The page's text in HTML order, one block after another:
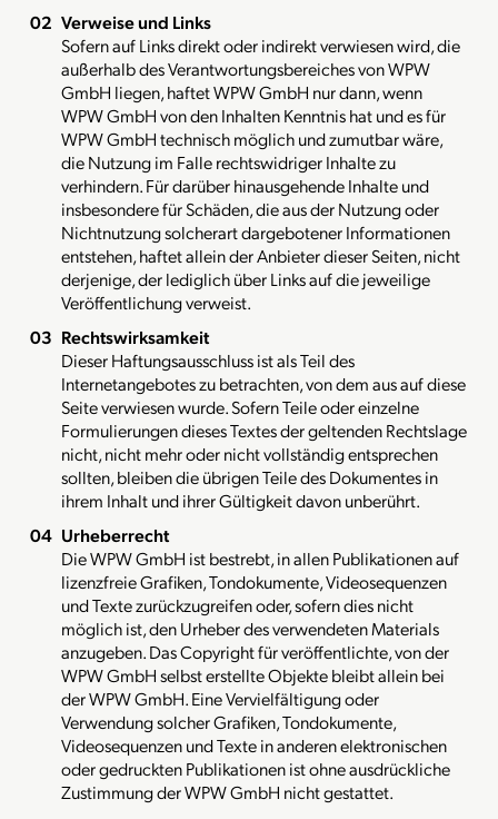
Verweise und Links
Sofern auf Links direkt oder indirekt verwiesen wird, die
außerhalb des Verantwortungsbereiches von WPW
GmbH liegen, haftet WPW GmbH nur dann, wenn
WPW GmbH von den Inhalten Kenntnis hat und es für
WPW GmbH technisch möglich und zumutbar wäre,
die Nutzung im Falle rechtswidriger Inhalte zu
verhindern. Für darüber hinausgehende Inhalte und
insbesondere für Schäden, die aus der Nutzung oder
Nichtnutzung solcherart dargebotener Informationen
entstehen, haftet allein der Anbieter dieser Seiten, nicht
derjenige, der lediglich über Links auf die jeweilige
Veröffentlichung verweist.
Rechtswirksamkeit
Dieser Haftungsausschluss ist als Teil des
Internetangebotes zu betrachten, von dem aus auf diese
Seite verwiesen wurde. Sofern Teile oder einzelne
Formulierungen dieses Textes der geltenden Rechtslage
nicht, nicht mehr oder nicht vollständig entsprechen
sollten, bleiben die übrigen Teile des Dokumentes in
ihrem Inhalt und ihrer Gültigkeit davon unberührt.
Urheberrecht
Die WPW GmbH ist bestrebt, in allen Publikationen auf
lizenzfreie Grafiken, Tondokumente, Videosequenzen
und Texte zurückzugreifen oder, sofern dies nicht
möglich ist, den Urheber des verwendeten Materials
anzugeben. Das Copyright für veröffentlichte, von der
WPW GmbH selbst erstellte Objekte bleibt allein bei
der WPW GmbH. Eine Vervielfältigung oder
Verwendung solcher Grafiken, Tondokumente,
Videosequenzen und Texte in anderen elektronischen
oder gedruckten Publikationen ist ohne ausdrückliche
Zustimmung der WPW GmbH nicht gestattet.